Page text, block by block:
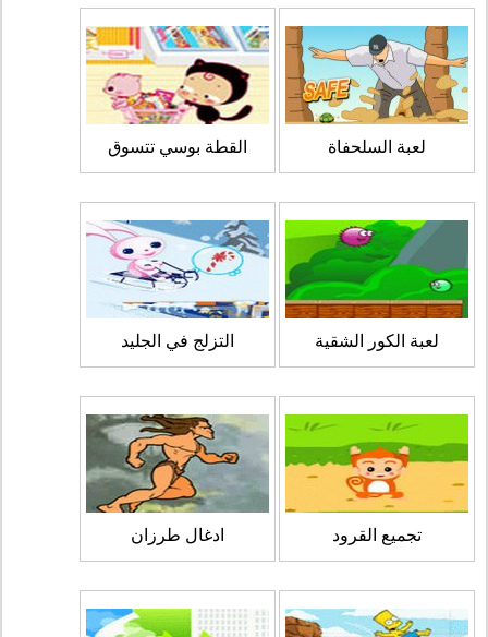
لعبة السلحفاة القطة بوسي تتسوق
لعبة الكور الشقية التزلج في الجليد
تجميع القرود ادغال طرزان